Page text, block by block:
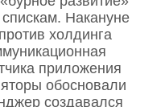
Накануне
холдинга
приложения
обосновали
создавался